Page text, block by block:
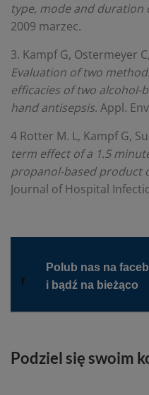
type, mode and duration
2009 marzec.
3. Kampf G, Ostermeyer
Evaluation of two
efficacies of two alcohol-
hand antisepsis. Appl.
4 Rotter M. L, Kampf G,
term effect of a 1.5
propanol-based product
Journal of Hospital
f
Polub nas na
i bądź na bieżąco
Podziel się swoim